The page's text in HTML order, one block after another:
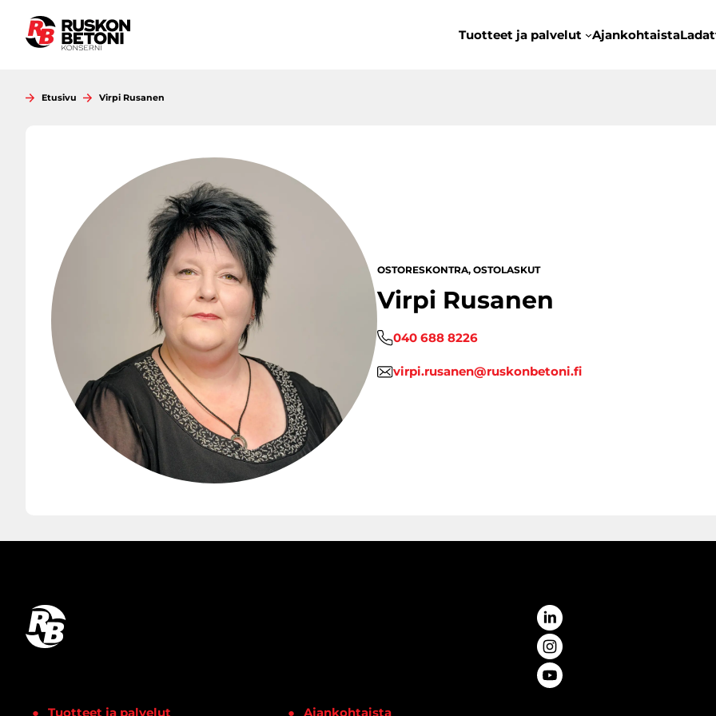
sisältöön
Tuotteet ja palvelut
Ajankohtaista
Etusivu Virpi Rusanen
OSTORESKONTRA, OSTOLASKUT
Virpi Rusanen
040 688 8226
virpi.rusanen@ruskonbetoni.fi
Tuotteet ja palvelut Ajankohtaista